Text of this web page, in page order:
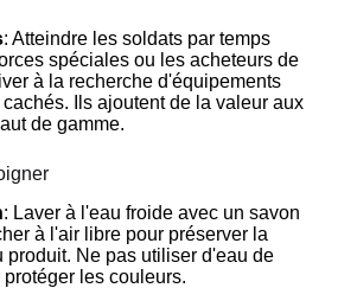
: Atteindre les soldats par temps
spéciales ou les acheteurs de
à la recherche d'équipements
Ils ajoutent de la valeur aux
de gamme.
: Laver à l'eau froide avec un savon
à l'air libre pour préserver la
produit. Ne pas utiliser d'eau de
les couleurs.